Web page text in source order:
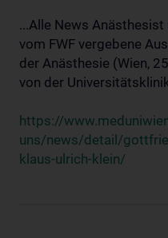
...Alle News
vom FWF vergebene
der Anästhesie (Wien,
von der
https://
uns/news/detail/
klaus-ulrich-klein/